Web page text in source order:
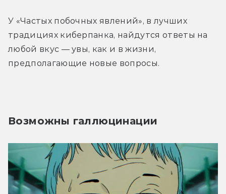
У «Частых побочных явлений», в лучших
традициях киберпанка, найдутся ответы на
любой вкус — увы, как и в жизни,
предполагающие новые вопросы.
Возможны галлюцинации